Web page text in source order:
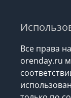
Все права
orenday.ru